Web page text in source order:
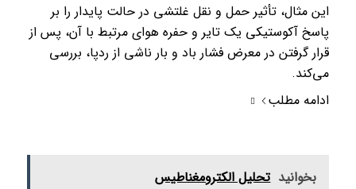
این مثال، تأثیر حمل و نقل غلتشی در حالت پایدار را بر
پاسخ آکوستیکی یک تایر و حفره هوای مرتبط با آن، پس از
قرار گرفتن در معرض فشار باد و بار ناشی از ردپا، بررسی
می‌کند.
ادامه مطلب
بخوانید تحلیل الکترومغناطیس